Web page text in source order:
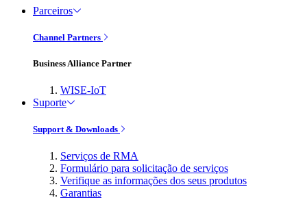
Parceiros
Channel Partners
Business Alliance Partner
WISE-IoT
Suporte
Support & Downloads
Serviços de RMA
Formulário para solicitação de serviços
Verifique as informações dos seus produtos
Garantias